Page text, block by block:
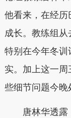
他看来，在经历
成长。教练组从
特别在今年冬训
实。加上这一
些细节问题今晚
唐林华透露